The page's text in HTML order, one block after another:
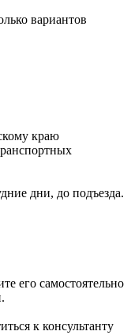
вариантов
краю
дни, до подъезда.
его самостоятельно
к консультанту